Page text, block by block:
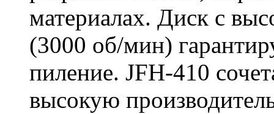
материалах. Диск с
(3000 об/мин)
пиление. JFH-410
высокую